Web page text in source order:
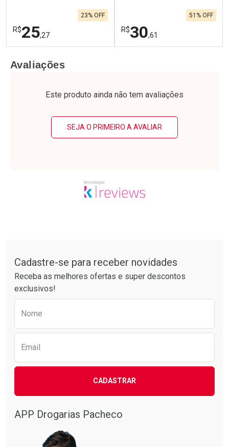
R$25,27
23% OFF
Laboratório
Por R$ 25,27/cada
Por Menos
R$30,61
51% OFF
Laboratório
Por R$ 30,61/cada
Por Menos
Avaliações
Este produto ainda não tem avaliações
SEJA O PRIMEIRO A AVALIAR
Cadastre-se para receber novidades
Receba as melhores ofertas e super descontos
exclusivos!
Nome
Email
CADASTRAR
APP Drogarias Pacheco